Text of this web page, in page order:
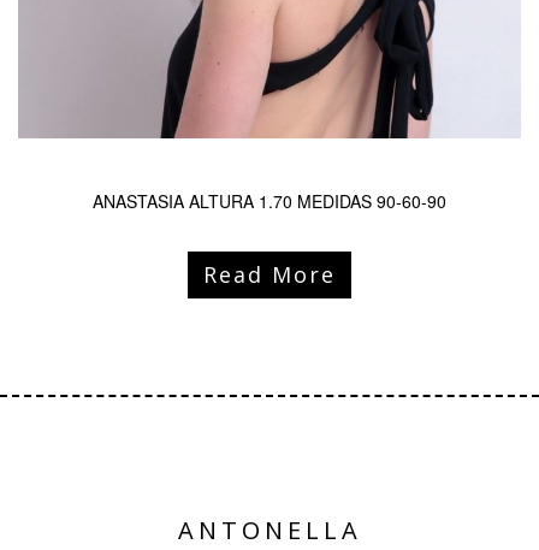
ANASTASIA ALTURA 1.70 MEDIDAS 90-60-90
Read More
ANTONELLA